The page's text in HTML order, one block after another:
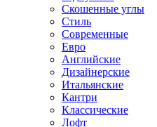
Скошенные углы
Стиль
Современные
Евро
Английские
Дизайнерские
Итальянские
Кантри
Классические
Лофт